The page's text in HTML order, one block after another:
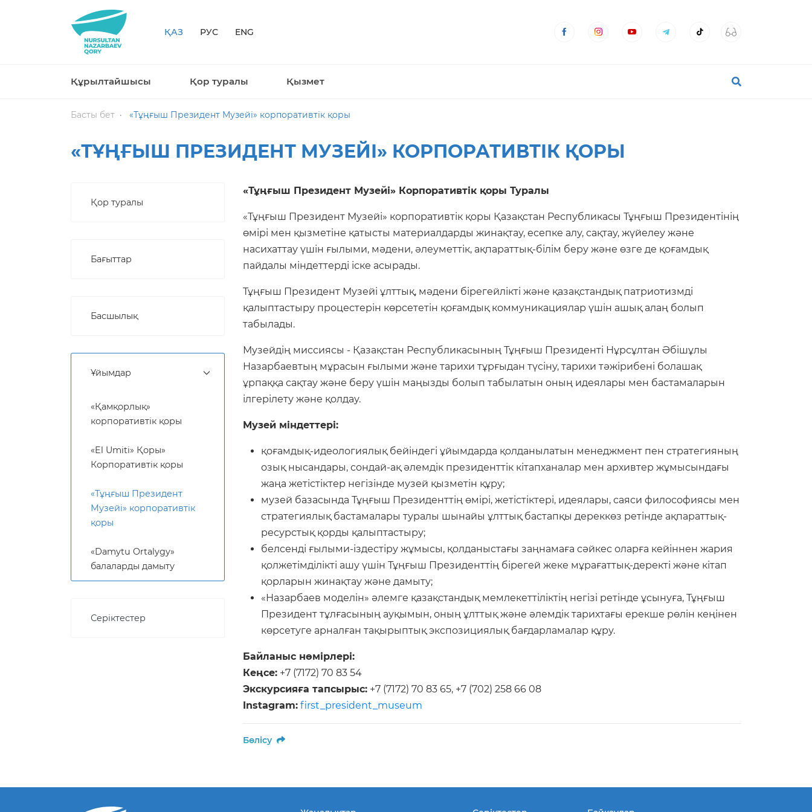
ҚАЗ РУС ENG
Құрылтайшысы Қор туралы Қызмет
Басты бет «Тұңғыш Президент Музейі» корпоративтік қоры
«ТҰҢҒЫШ ПРЕЗИДЕНТ МУЗЕЙІ» КОРПОРАТИВТІК ҚОРЫ
Қор туралы
Бағыттар
Басшылық
Ұйымдар
«Қамқорлық»
корпоративтік қоры
«El Umiti» Қоры»
Корпоративтік қоры
«Тұңғыш Президент
Музейі» корпоративтік
қоры
«Damytu Ortalygy»
балаларды дамыту
Серіктестер
«Тұңғыш Президент Музейі» Корпоративтік қоры Туралы
«Тұңғыш Президент Музейі» корпоративтік қоры Қазақстан Республикасы Тұңғыш Президентінің
өмірі мен қызметіне қатысты материалдарды жинақтау, есепке алу, сақтау, жүйелеу және
насихаттау үшін ғылыми, мәдени, әлеуметтік, ақпараттық-білім беру және өзге де қоғамдық
пайдалы міндеттерді іске асырады.
Тұңғыш Президент Музейі ұлттық, мәдени бірегейлікті және қазақстандық патриотизмді
қалыптастыру процестерін көрсететін қоғамдық коммуникациялар үшін ашық алаң болып
табылады.
Музейдің миссиясы - Қазақстан Республикасының Тұңғыш Президенті Нұрсұлтан Әбішұлы
Назарбаевтың мұрасын ғылыми және тарихи тұрғыдан түсіну, тарихи тәжірибені болашақ
ұрпаққа сақтау және беру үшін маңызды болып табылатын оның идеялары мен бастамаларын
ілгерілету және қолдау.
Музей міндеттері:
қоғамдық-идеологиялық бейіндегі ұйымдарда қолданылатын менеджмент пен стратегияның
озық нысандары, сондай-ақ әлемдік президенттік кітапханалар мен архивтер жұмысындағы
жаңа жетістіктер негізінде музей қызметін құру;
музей базасында Тұңғыш Президенттің өмірі, жетістіктері, идеялары, саяси философиясы мен
стратегиялық бастамалары туралы шынайы ұлттық бастапқы дереккөз ретінде ақпараттық-
ресурстық қорды қалыптастыру;
белсенді ғылыми-іздестіру жұмысы, қолданыстағы заңнамаға сәйкес оларға кейіннен жария
қолжетімділікті ашу үшін Тұңғыш Президенттің бірегей жеке мұрағаттық-деректі және кітап
қорларын жинақтау және дамыту;
«Назарбаев моделін» әлемге қазақстандық мемлекеттіліктің негізі ретінде ұсынуға, Тұңғыш
Президент тұлғасының ауқымын, оның ұлттық және әлемдік тарихтағы ерекше рөлін кеңінен
көрсетуге арналған тақырыптық экспозициялық бағдарламалар құру.
Байланыс нөмірлері:
Кеңсе: +7 (7172) 70 83 54
Экскурсияға тапсырыс: +7 (7172) 70 83 65, +7 (702) 258 66 08
Instagram: first_president_museum
Бөлісу